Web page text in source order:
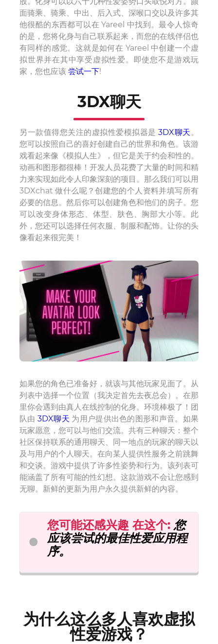
面骑乘、骑乘、中出、后入式、深喉口交以及许多其
他很酷的东西都可以在 Yareel 中找到。最令人惊奇
的是，您将化身与自己联系起来，而您的在线伴侣也
有同样的感觉。这就是如何在 Yareel 中创建一个虚
拟世界并在其中享受虚拟性爱。即使您不是游戏玩
家，您也应该 尝试一下!
3DX聊天
另一款值得您关注的虚拟性爱模拟器是3DX聊天。
您可以按照自己的喜好创建自己的世界和角色。该游
戏看起来像《模拟人生》，但它是关于约会和性的。
动画和图形都很棒！开发人员花费了大量的时间和精
力来实现如此令人印象深刻的项目。那么我们可以用
3DXchat 做什么呢？创建您的个人资料并填写所有
必要的信息。然后你可以创建角色和他们的房子。您
可以改变身体形态、体型、肤色、胸部大小等。此
外，您还可以选择任何衣服、制服和配饰。让你的头
像看起来很完美！
如果您的角色已准备好，就该与其他玩家见面了。从
列表中选择一个位置（我决定首先去夜总会）。在那
里你会遇到由真人在线控制的化身。环境棒极了！团
队由 3DX聊天 为用户提供出色的图形和声音。如果
玩家愿意，您可以与他们交流。共有三种聊天：整个
社区保持联系的通用聊天、同一地点的玩家的聊天以
及与用户的个人聊天。在向某人提供性服务之前跳舞
和交谈。游戏中提供了许多性姿势和行为。该列表可
能涵盖了所有可能的性幻想。这款游戏不会让您感到
无聊。新鲜的更新为用户永久提供新鲜的内容。
您可能还感兴趣 在这个: 您
应该尝试的最佳性爱应用程
序。
为什么这么多人喜欢虚拟
性爱游戏？